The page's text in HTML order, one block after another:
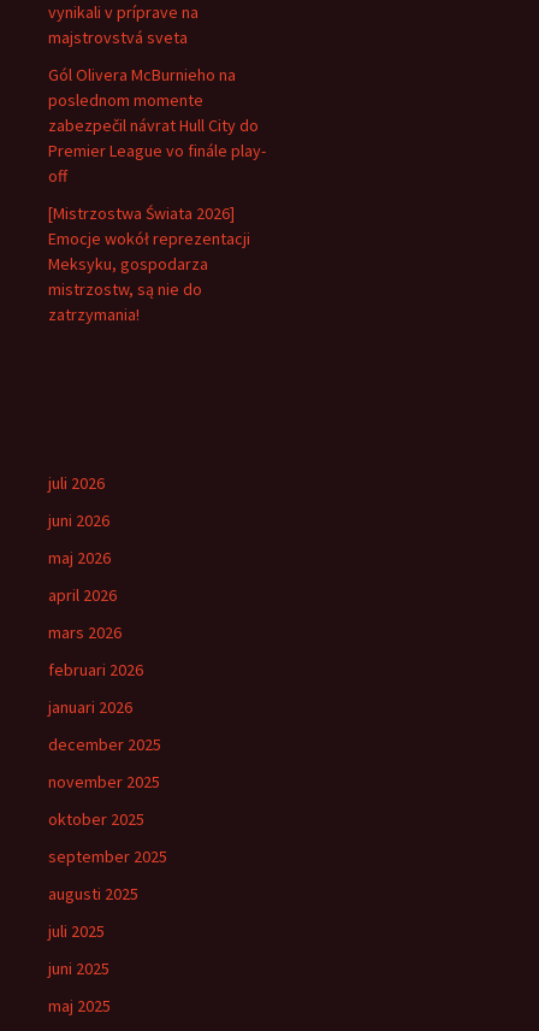
vynikali v príprave na
majstrovstvá sveta
Gól Olivera McBurnieho na
poslednom momente
zabezpečil návrat Hull City do
Premier League vo finále play-
off
[Mistrzostwa Świata 2026]
Emocje wokół reprezentacji
Meksyku, gospodarza
mistrzostw, są nie do
zatrzymania!
juli 2026
juni 2026
maj 2026
april 2026
mars 2026
februari 2026
januari 2026
december 2025
november 2025
oktober 2025
september 2025
augusti 2025
juli 2025
juni 2025
maj 2025